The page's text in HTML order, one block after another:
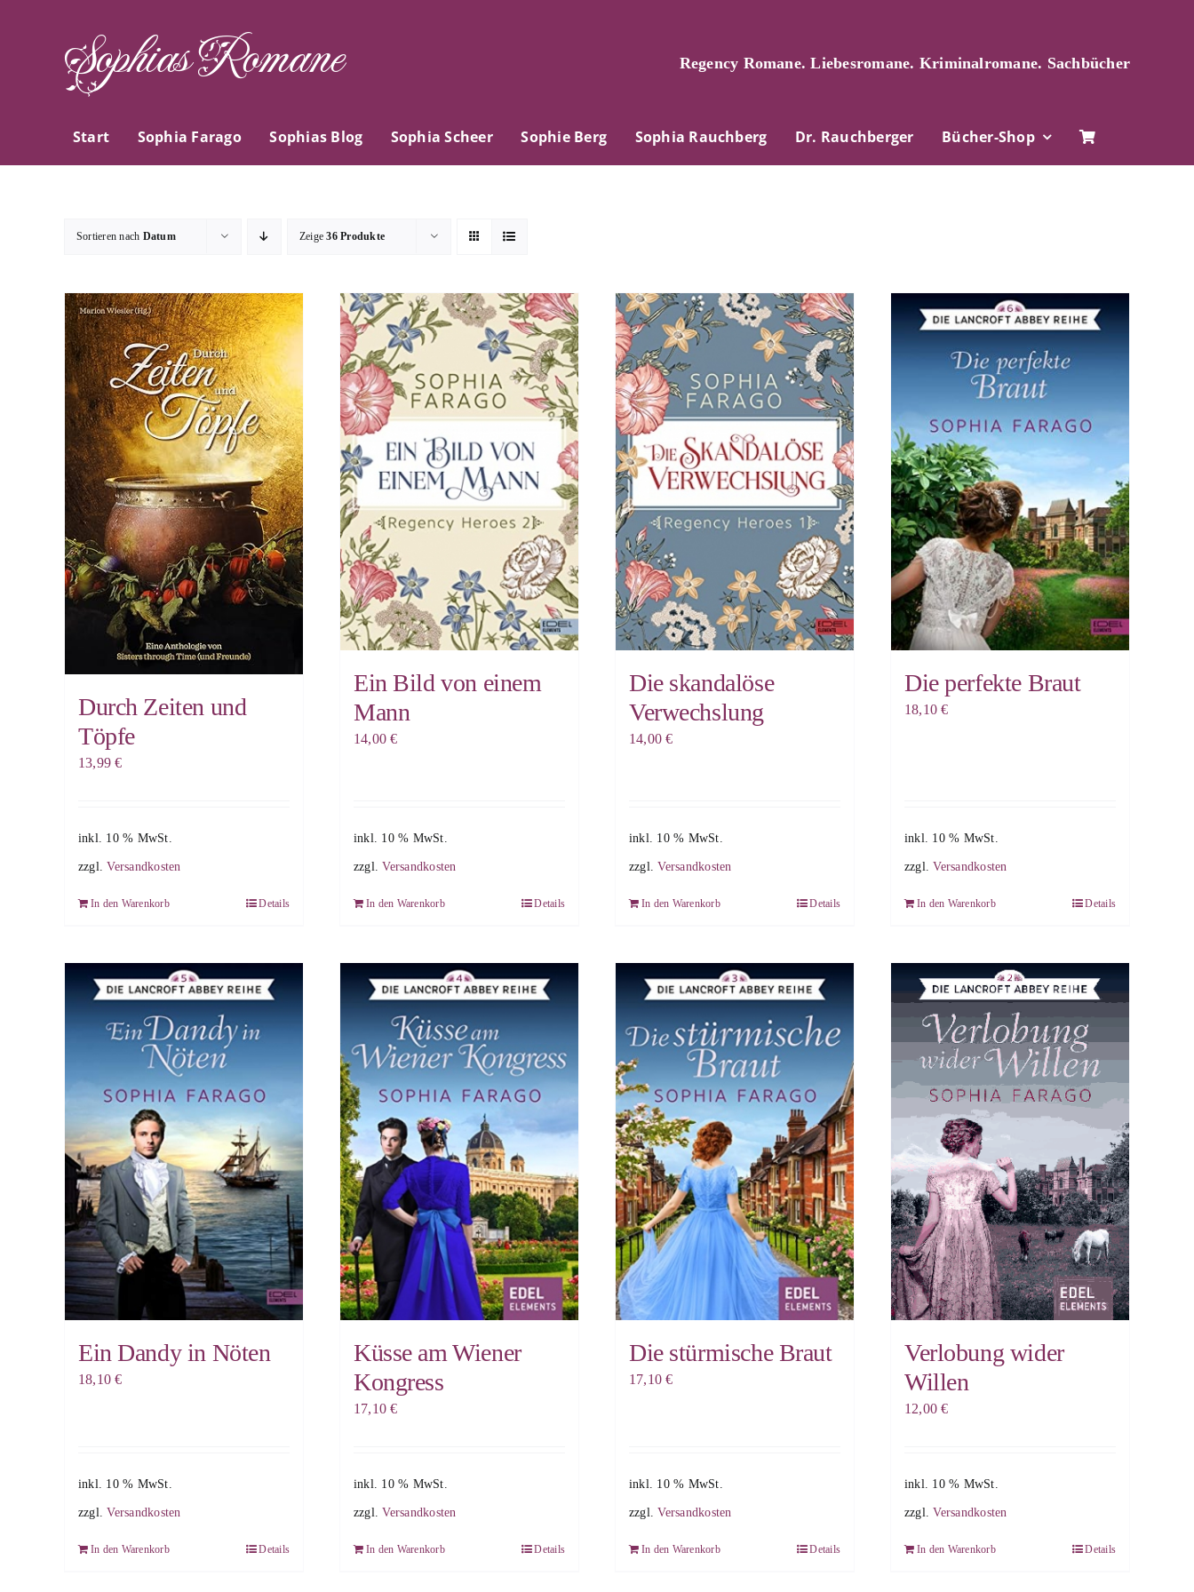
Sophias Romane Regency Romane. Liebesromane. Kriminalromane. Sachbücher
Start Sophia Farago Sophias Blog Sophia Scheer Sophie Berg Sophia Rauchberg Dr. Rauchberger Bücher-Shop
Sortieren nach Datum Zeige36 Produkte
Durch Zeiten und
Töpfe
13,99€
inkl. 10 % MwSt.
zzgl.Versandkosten
In den Warenkorb Details
Ein Bild von einem
Mann
14,00€
inkl. 10 % MwSt.
zzgl.Versandkosten
In den Warenkorb Details
Die skandalöse
Verwechslung
14,00€
inkl. 10 % MwSt.
zzgl.Versandkosten
In den Warenkorb Details
Die perfekte Braut
18,10€
inkl. 10 % MwSt.
zzgl.Versandkosten
In den Warenkorb Details
Ein Dandy in Nöten
18,10€
inkl. 10 % MwSt.
zzgl.Versandkosten
In den Warenkorb Details
Küsse am Wiener
Kongress
17,10€
inkl. 10 % MwSt.
zzgl.Versandkosten
In den Warenkorb Details
Die stürmische Braut
17,10€
inkl. 10 % MwSt.
zzgl.Versandkosten
In den Warenkorb Details
Verlobung wider
Willen
12,00€
inkl. 10 % MwSt.
zzgl.Versandkosten
In den Warenkorb Details